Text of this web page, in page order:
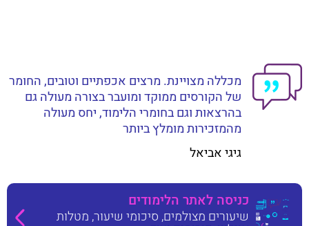
מכללה מצויינת. מרצים אכפתיים וטובים, החומר
של הקורסים ממוקד ומועבר בצורה מעולה גם
בהרצאות וגם בחומרי הלימוד, יחס מעולה
מהמזכירות מומלץ ביותר
גיגי אביאל
כניסה לאתר הלימודים
שיעורים מצולמים, סיכומי שיעור, מטלות